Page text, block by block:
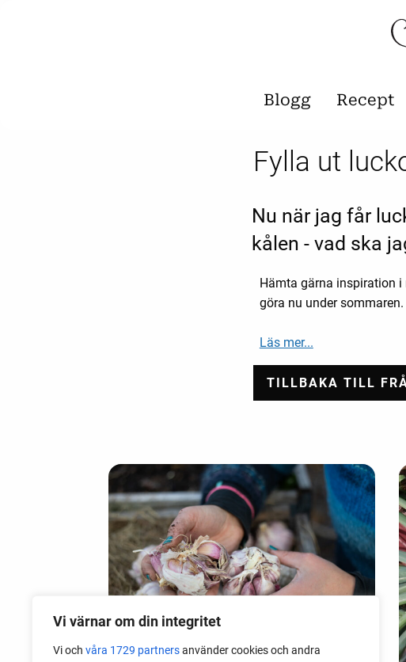
Vi värnar om din integritet
Vi och våra 1729 partnersanvänder cookies och andra
Blogg Recept
Fylla ut
Nu när jag får
kålen - vad ska
Hämta gärna inspiration
göra nu under
Läs mer...